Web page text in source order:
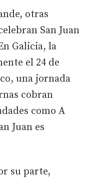
otras
San Juan
Galicia, la
el 24 de
una jornada
cobran
como A
Juan es
su parte,